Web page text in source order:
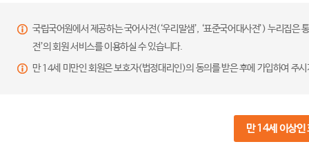
국립국어원에서 제공하는 국어사전(‘우리말샘’, ‘표준국어대사전’) 누리집
전’의 회원 서비스를 이용하실 수 있습니다.
만 14세 미만인 회원은 보호자(법정대리인)의 동의를 받은 후에 가입하여 주
만 14세 이상인